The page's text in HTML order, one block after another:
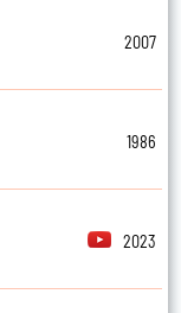
2007
1986
2023